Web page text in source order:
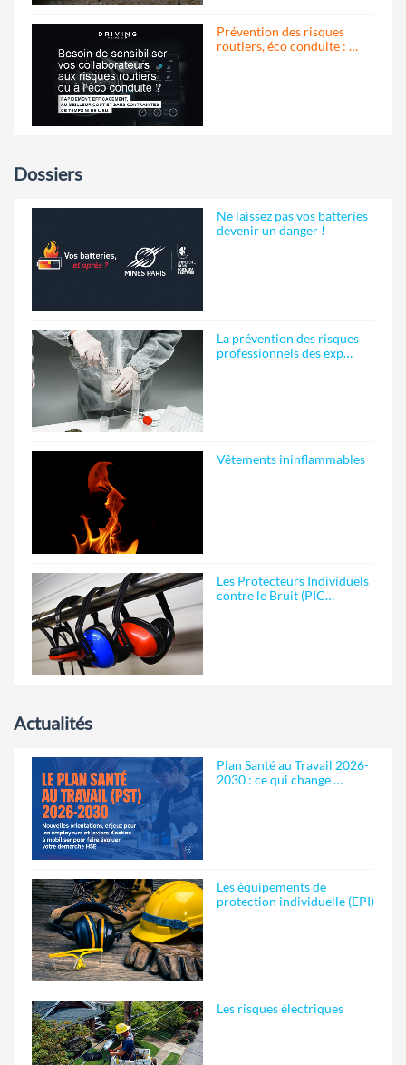
Prévention des risques
routiers, éco conduite : …
Dossiers
Ne laissez pas vos batteries
devenir un danger !
La prévention des risques
professionnels des exp…
Vêtements ininflammables
Les Protecteurs Individuels
contre le Bruit (PIC…
Actualités
Plan Santé au Travail 2026-
2030 : ce qui change …
Les équipements de
protection individuelle (EPI)
Les risques électriques